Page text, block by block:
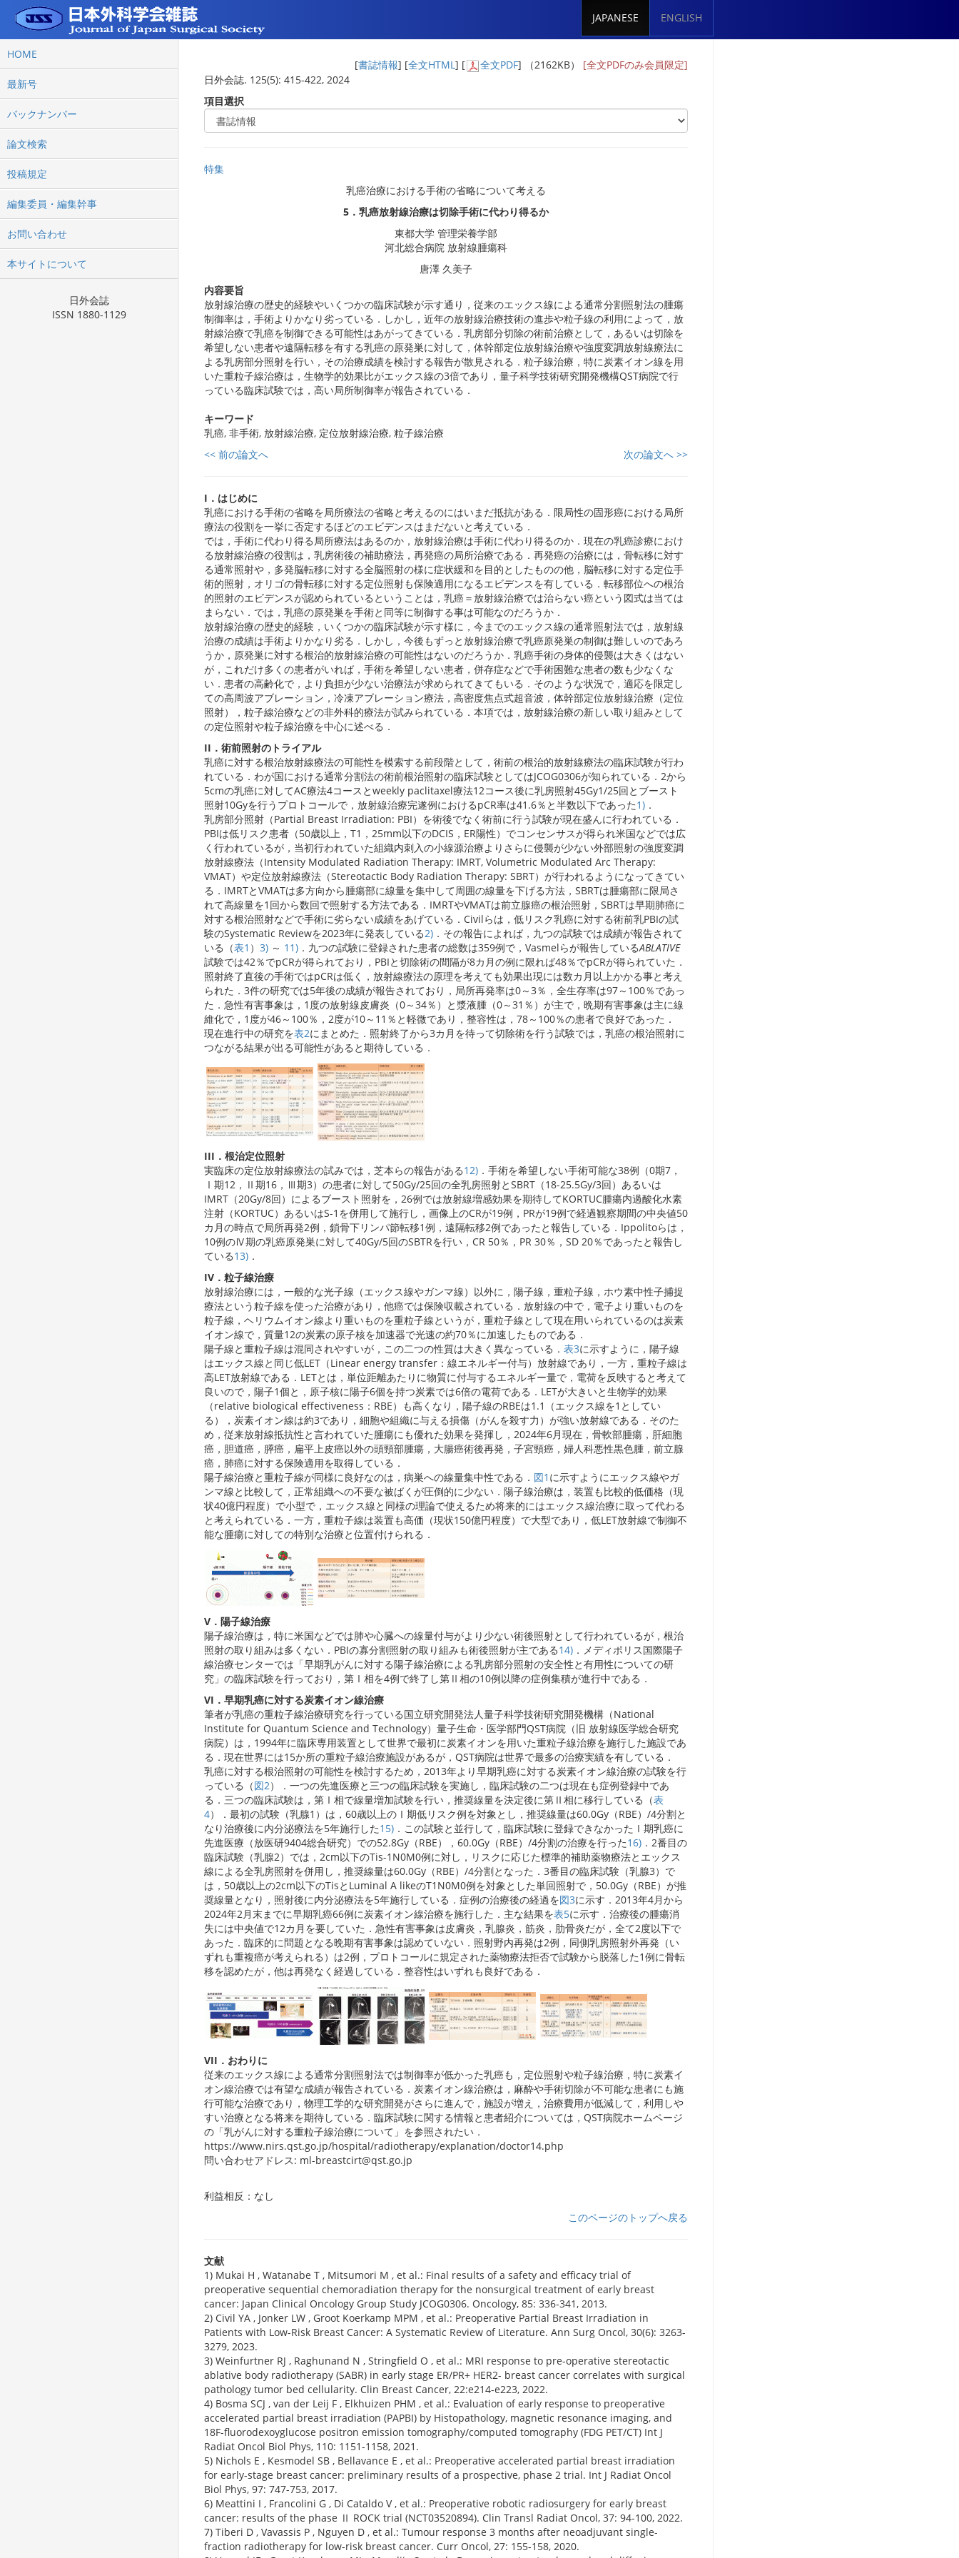
JAPANESE ENGLISH
HOME
最新号
バックナンバー
論文検索
投稿規定
編集委員・編集幹事
お問い合わせ
本サイトについて
日外会誌
ISSN 1880-1129
[書誌情報] [全文HTML] [ 全文PDF] （2162KB） [全文PDFのみ会員限定]
日外会誌. 125(5): 415-422, 2024
項目選択
特集
乳癌治療における手術の省略について考える
5．乳癌放射線治療は切除手術に代わり得るか
東都大学 管理栄養学部
河北総合病院 放射線腫瘍科
唐澤 久美子
内容要旨
放射線治療の歴史的経験やいくつかの臨床試験が示す通り，従来のエックス線による通常分割照射法の腫瘍
制御率は，手術よりかなり劣っている．しかし，近年の放射線治療技術の進歩や粒子線の利用によって，放
射線治療で乳癌を制御できる可能性はあがってきている．乳房部分切除の術前治療として，あるいは切除を
希望しない患者や遠隔転移を有する乳癌の原発巣に対して，体幹部定位放射線治療や強度変調放射線療法に
よる乳房部分照射を行い，その治療成績を検討する報告が散見される．粒子線治療，特に炭素イオン線を用
いた重粒子線治療は，生物学的効果比がエックス線の3倍であり，量子科学技術研究開発機構QST病院で行
っている臨床試験では，高い局所制御率が報告されている．
キーワード
乳癌, 非手術, 放射線治療, 定位放射線治療, 粒子線治療
<< 前の論文へ
次の論文へ >>
I．はじめに
乳癌における手術の省略を局所療法の省略と考えるのにはいまだ抵抗がある．限局性の固形癌における局所
療法の役割を一挙に否定するほどのエビデンスはまだないと考えている．
では，手術に代わり得る局所療法はあるのか，放射線治療は手術に代わり得るのか．現在の乳癌診療におけ
る放射線治療の役割は，乳房術後の補助療法，再発癌の局所治療である．再発癌の治療には，骨転移に対す
る通常照射や，多発脳転移に対する全脳照射の様に症状緩和を目的としたものの他，脳転移に対する定位手
術的照射，オリゴの骨転移に対する定位照射も保険適用になるエビデンスを有している．転移部位への根治
的照射のエビデンスが認められているということは，乳癌＝放射線治療では治らない癌という図式は当ては
まらない．では，乳癌の原発巣を手術と同等に制御する事は可能なのだろうか．
放射線治療の歴史的経験，いくつかの臨床試験が示す様に，今までのエックス線の通常照射法では，放射線
治療の成績は手術よりかなり劣る．しかし，今後もずっと放射線治療で乳癌原発巣の制御は難しいのであろ
うか，原発巣に対する根治的放射線治療の可能性はないのだろうか．乳癌手術の身体的侵襲は大きくはない
が，これだけ多くの患者がいれば，手術を希望しない患者，併存症などで手術困難な患者の数も少なくな
い．患者の高齢化で，より負担が少ない治療法が求められてきてもいる．そのような状況で，適応を限定し
ての高周波アブレーション，冷凍アブレーション療法，高密度焦点式超音波，体幹部定位放射線治療（定位
照射），粒子線治療などの非外科的療法が試みられている．本項では，放射線治療の新しい取り組みとして
の定位照射や粒子線治療を中心に述べる．
II．術前照射のトライアル
乳癌に対する根治放射線療法の可能性を模索する前段階として，術前の根治的放射線療法の臨床試験が行わ
れている．わが国における通常分割法の術前根治照射の臨床試験としてはJCOG0306が知られている．2から
5cmの乳癌に対してAC療法4コースとweekly paclitaxel療法12コース後に乳房照射45Gy1/25回とブースト
照射10Gyを行うプロトコールで，放射線治療完遂例におけるpCR率は41.6％と半数以下であった1) ．
乳房部分照射（Partial Breast Irradiation: PBI）を術後でなく術前に行う試験が現在盛んに行われている．
PBIは低リスク患者（50歳以上，T1，25mm以下のDCIS，ER陽性）でコンセンサスが得られ米国などでは広
く行われているが，当初行われていた組織内刺入の小線源治療よりさらに侵襲が少ない外部照射の強度変調
放射線療法（Intensity Modulated Radiation Therapy: IMRT, Volumetric Modulated Arc Therapy:
VMAT）や定位放射線療法（Stereotactic Body Radiation Therapy: SBRT）が行われるようになってきてい
る．IMRTとVMATは多方向から腫瘍部に線量を集中して周囲の線量を下げる方法，SBRTは腫瘍部に限局さ
れて高線量を1回から数回で照射する方法である．IMRTやVMATは前立腺癌の根治照射，SBRTは早期肺癌に
対する根治照射などで手術に劣らない成績をあげている．Civilらは，低リスク乳癌に対する術前乳PBIの試
験のSystematic Reviewを2023年に発表している2) ．その報告によれば，九つの試験では成績が報告されて
いる（表1 ） 3) ～ 11) ．九つの試験に登録された患者の総数は359例で，Vasmelらが報告しているABLATIVE
試験では42％でpCRが得られており，PBIと切除術の間隔が8カ月の例に限れば48％でpCRが得られていた．
照射終了直後の手術ではpCRは低く，放射線療法の原理を考えても効果出現には数カ月以上かかる事と考え
られた．3件の研究では5年後の成績が報告されており，局所再発率は0～3％，全生存率は97～100％であっ
た．急性有害事象は，1度の放射線皮膚炎（0～34％）と漿液腫（0～31％）が主で，晩期有害事象は主に線
維化で，1度が46～100％，2度が10～11％と軽微であり，整容性は，78～100％の患者で良好であった．
現在進行中の研究を表2にまとめた．照射終了から3カ月を待って切除術を行う試験では，乳癌の根治照射に
つながる結果が出る可能性があると期待している．
III．根治定位照射
実臨床の定位放射線療法の試みでは，芝本らの報告がある12) ．手術を希望しない手術可能な38例（0期7，
Ⅰ期12，Ⅱ期16，Ⅲ期3）の患者に対して50Gy/25回の全乳房照射とSBRT（18-25.5Gy/3回）あるいは
IMRT（20Gy/8回）によるブースト照射を，26例では放射線増感効果を期待してKORTUC腫瘍内過酸化水素
注射（KORTUC）あるいはS-1を併用して施行し，画像上のCRが19例，PRが19例で経過観察期間の中央値50
カ月の時点で局所再発2例，鎖骨下リンパ節転移1例，遠隔転移2例であったと報告している．Ippolitoらは，
10例のⅣ期の乳癌原発巣に対して40Gy/5回のSBTRを行い，CR 50％，PR 30％，SD 20％であったと報告し
ている13) ．
IV．粒子線治療
放射線治療には，一般的な光子線（エックス線やガンマ線）以外に，陽子線，重粒子線，ホウ素中性子捕捉
療法という粒子線を使った治療があり，他癌では保険収載されている．放射線の中で，電子より重いものを
粒子線，ヘリウムイオン線より重いものを重粒子線というが，重粒子線として現在用いられているのは炭素
イオン線で，質量12の炭素の原子核を加速器で光速の約70％に加速したものである．
陽子線と重粒子線は混同されやすいが，この二つの性質は大きく異なっている． 表3に示すように，陽子線
はエックス線と同じ低LET（Linear energy transfer：線エネルギー付与）放射線であり，一方，重粒子線は
高LET放射線である．LETとは，単位距離あたりに物質に付与するエネルギー量で，電荷を反映すると考えて
良いので，陽子1個と，原子核に陽子6個を持つ炭素では6倍の電荷である．LETが大きいと生物学的効果
（relative biological effectiveness：RBE）も高くなり，陽子線のRBEは1.1（エックス線を1としてい
る），炭素イオン線は約3であり，細胞や組織に与える損傷（がんを殺す力）が強い放射線である．そのた
め，従来放射線抵抗性と言われていた腫瘍にも優れた効果を発揮し，2024年6月現在，骨軟部腫瘍，肝細胞
癌，胆道癌，膵癌，扁平上皮癌以外の頭頸部腫瘍，大腸癌術後再発，子宮頸癌，婦人科悪性黒色腫，前立腺
癌，肺癌に対する保険適用を取得している．
陽子線治療と重粒子線が同様に良好なのは，病巣への線量集中性である． 図1 に示すようにエックス線やガ
ンマ線と比較して，正常組織への不要な被ばくが圧倒的に少ない．陽子線治療は，装置も比較的低価格（現
状40億円程度）で小型で，エックス線と同様の理論で使えるため将来的にはエックス線治療に取って代わる
と考えられている．一方，重粒子線は装置も高価（現状150億円程度）で大型であり，低LET放射線で制御不
能な腫瘍に対しての特別な治療と位置付けられる．
V．陽子線治療
陽子線治療は，特に米国などでは肺や心臓への線量付与がより少ない術後照射として行われているが，根治
照射の取り組みは多くない．PBIの寡分割照射の取り組みも術後照射が主である14) ．メディポリス国際陽子
線治療センターでは「早期乳がんに対する陽子線治療による乳房部分照射の安全性と有用性についての研
究」の臨床試験を行っており，第Ⅰ相を4例で終了し第Ⅱ相の10例以降の症例集積が進行中である．
VI．早期乳癌に対する炭素イオン線治療
筆者が乳癌の重粒子線治療研究を行っている国立研究開発法人量子科学技術研究開発機構（National
Institute for Quantum Science and Technology）量子生命・医学部門QST病院（旧 放射線医学総合研究
病院）は，1994年に臨床専用装置として世界で最初に炭素イオンを用いた重粒子線治療を施行した施設であ
る．現在世界には15か所の重粒子線治療施設があるが，QST病院は世界で最多の治療実績を有している．
乳癌に対する根治照射の可能性を検討するため，2013年より早期乳癌に対する炭素イオン線治療の試験を行
っている（図2）．一つの先進医療と三つの臨床試験を実施し，臨床試験の二つは現在も症例登録中であ
る．三つの臨床試験は，第Ⅰ相で線量増加試験を行い，推奨線量を決定後に第Ⅱ相に移行している（表
4）．最初の試験（乳腺1）は，60歳以上のⅠ期低リスク例を対象とし，推奨線量は60.0Gy（RBE）/4分割と
なり治療後に内分泌療法を5年施行した15) ．この試験と並行して，臨床試験に登録できなかったⅠ期乳癌に
先進医療（放医研9404総合研究）での52.8Gy（RBE），60.0Gy（RBE）/4分割の治療を行った16) ．2番目の
臨床試験（乳腺2）では，2cm以下のTis-1N0M0例に対し，リスクに応じた標準的補助薬物療法とエックス
線による全乳房照射を併用し，推奨線量は60.0Gy（RBE）/4分割となった．3番目の臨床試験（乳腺3）で
は，50歳以上の2cm以下のTisとLuminal A likeのT1N0M0例を対象とした単回照射で，50.0Gy（RBE）が推
奨線量となり，照射後に内分泌療法を5年施行している．症例の治療後の経過を図3に示す．2013年4月から
2024年2月末までに早期乳癌66例に炭素イオン線治療を施行した．主な結果を表5に示す．治療後の腫瘍消
失には中央値で12カ月を要していた．急性有害事象は皮膚炎，乳腺炎，筋炎，肋骨炎だが，全て2度以下で
あった．臨床的に問題となる晩期有害事象は認めていない．照射野内再発は2例，同側乳房照射外再発（い
ずれも重複癌が考えられる）は2例，プロトコールに規定された薬物療法拒否で試験から脱落した1例に骨転
移を認めたが，他は再発なく経過している．整容性はいずれも良好である．
VII．おわりに
従来のエックス線による通常分割照射法では制御率が低かった乳癌も，定位照射や粒子線治療，特に炭素イ
オン線治療では有望な成績が報告されている．炭素イオン線治療は，麻酔や手術切除が不可能な患者にも施
行可能な治療であり，物理工学的な研究開発がさらに進んで，施設が増え，治療費用が低減して，利用しや
すい治療となる将来を期待している．臨床試験に関する情報と患者紹介については，QST病院ホームページ
の「乳がんに対する重粒子線治療について」を参照されたい．
https://www.nirs.qst.go.jp/hospital/radiotherapy/explanation/doctor14.php
問い合わせアドレス: ml-breastcirt@qst.go.jp
利益相反：なし
このページのトップへ戻る
文献
1) Mukai H , Watanabe T , Mitsumori M , et al.: Final results of a safety and efficacy trial of
preoperative sequential chemoradiation therapy for the nonsurgical treatment of early breast
cancer: Japan Clinical Oncology Group Study JCOG0306. Oncology, 85: 336-341, 2013.
2) Civil YA , Jonker LW , Groot Koerkamp MPM , et al.: Preoperative Partial Breast Irradiation in
Patients with Low-Risk Breast Cancer: A Systematic Review of Literature. Ann Surg Oncol, 30(6): 3263-
3279, 2023.
3) Weinfurtner RJ , Raghunand N , Stringfield O , et al.: MRI response to pre-operative stereotactic
ablative body radiotherapy (SABR) in early stage ER/PR+ HER2- breast cancer correlates with surgical
pathology tumor bed cellularity. Clin Breast Cancer, 22:e214-e223, 2022.
4) Bosma SCJ , van der Leij F , Elkhuizen PHM , et al.: Evaluation of early response to preoperative
accelerated partial breast irradiation (PAPBI) by Histopathology, magnetic resonance imaging, and
18F-fluorodexoyglucose positron emission tomography/computed tomography (FDG PET/CT) Int J
Radiat Oncol Biol Phys, 110: 1151-1158, 2021.
5) Nichols E , Kesmodel SB , Bellavance E , et al.: Preoperative accelerated partial breast irradiation
for early-stage breast cancer: preliminary results of a prospective, phase 2 trial. Int J Radiat Oncol
Biol Phys, 97: 747-753, 2017.
6) Meattini I , Francolini G , Di Cataldo V , et al.: Preoperative robotic radiosurgery for early breast
cancer: results of the phase Ⅱ ROCK trial (NCT03520894). Clin Transl Radiat Oncol, 37: 94-100, 2022.
7) Tiberi D , Vavassis P , Nguyen D , et al.: Tumour response 3 months after neoadjuvant single-
fraction radiotherapy for low-risk breast cancer. Curr Oncol, 27: 155-158, 2020.